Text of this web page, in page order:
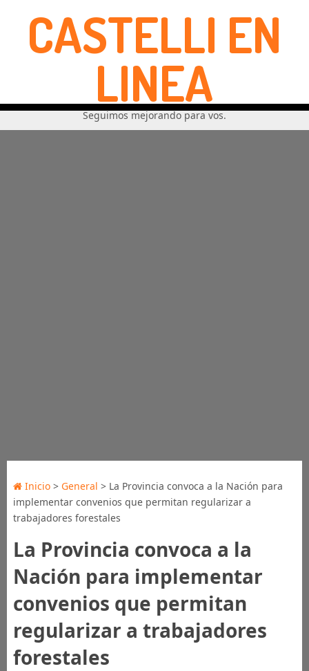
CASTELLI EN
LINEA
Seguimos mejorando para vos.
Inicio> General > La Provincia convoca a la Nación para
implementar convenios que permitan regularizar a
trabajadores forestales
La Provincia convoca a la
Nación para implementar
convenios que permitan
regularizar a trabajadores
forestales